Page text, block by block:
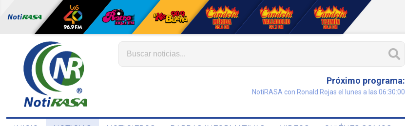
Próximo programa:
NotiRASA con Ronald Rojas el lunes a las 06:30:00